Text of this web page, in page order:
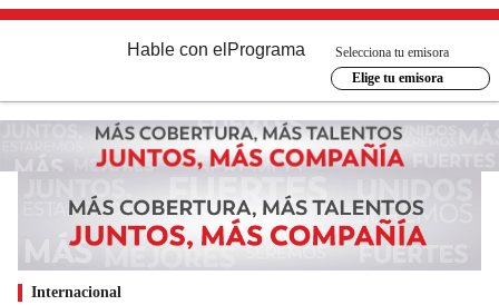
Hable con el Programa
Selecciona tu emisora
Elige tu emisora
Internacional